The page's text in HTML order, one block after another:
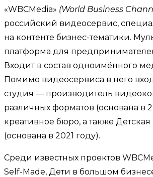
«WBCMedia» (World Business
российский видеосервис,
на контенте бизнес-тематики.
платформа для
Входит в состав одноимённого
Помимо видеосервиса в него
студия — производитель
различных форматов (основана в
креативное бюро, а также
(основана в 2021 году).
Среди известных проектов
Self-Made, Дети в большом